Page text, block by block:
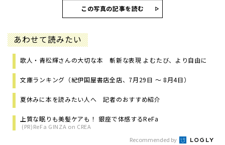
この写真の記事を読む
あわせて読みたい
歌人・青松輝さんの大切な本 斬新な表現 よむたび、より自由に
文庫ランキング（紀伊国屋書店全店、7月29日 ～ 8月4日）
夏休みに本を読みたい人へ 記者のおすすめ紹介
上質な眠りも美髪ケアも！ 銀座で体感するReFa
(PR)ReFa GINZA on CREA
Recommended by